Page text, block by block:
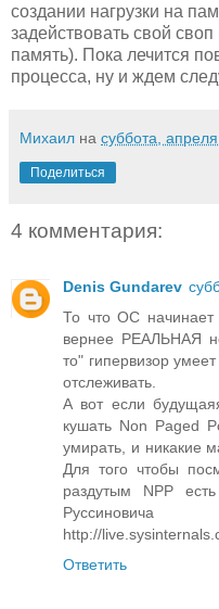
создании нагрузки на
задействовать свой своп
память). Пока лечится
процесса, ну и ждем
Михаил на суббота,
Поделиться
4 комментария:
Denis Gundarev
То что ОС начинает
вернее РЕАЛЬНАЯ
то" гипервизор
отслеживать.
А вот если
кушать Non Paged
умирать, и никакие
Для того чтобы
раздутым NPP
http://
Ответить